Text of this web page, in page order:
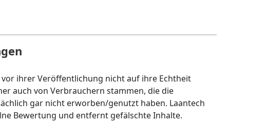
ihrer Veröffentlichung nicht auf ihre Echtheit
auch von Verbrauchern stammen, die die
gar nicht erworben/genutzt haben. Laantech
Bewertung und entfernt gefälschte Inhalte.